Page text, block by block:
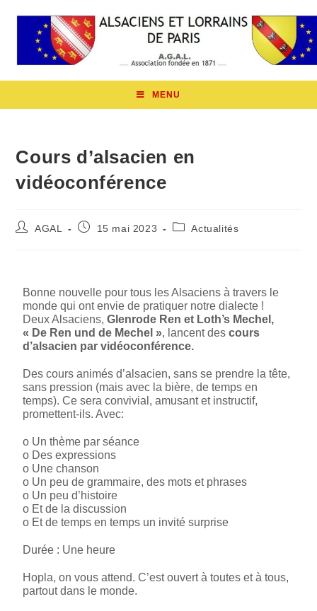
MENU
Cours d’alsacien en
vidéoconférence
AGAL 15 mai 2023 Actualités
Bonne nouvelle pour tous les Alsaciens à travers le
monde qui ont envie de pratiquer notre dialecte !
Deux Alsaciens,Glenrode Ren et Loth’s Mechel,
« De Ren und de Mechel », lancent des cours
d’alsacien par vidéoconférence.
Des cours animés d’alsacien, sans se prendre la tête,
sans pression (mais avec la bière, de temps en
temps). Ce sera convivial, amusant et instructif,
promettent-ils. Avec:
o Un thème par séance
o Des expressions
o Une chanson
o Un peu de grammaire, des mots et phrases
o Un peu d’histoire
o Et de la discussion
o Et de temps en temps un invité surprise
Durée : Une heure
Hopla, on vous attend. C’est ouvert à toutes et à tous,
partout dans le monde.